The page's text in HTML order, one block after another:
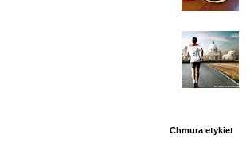
Chmura etykiet